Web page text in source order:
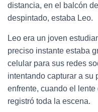
distancia, en el balcón
despintado, estaba Leo.
Leo era un joven
preciso instante estaba
celular para sus redes
intentando capturar a su
enfrente, cuando el
registró toda la escena.